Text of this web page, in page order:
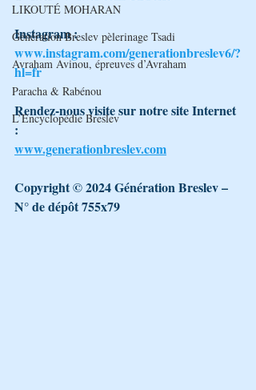
LIKOUTÉ MOHARAN
Génération Breslev pèlerinage Tsadi
Avraham Avinou, épreuves d’Avraham
Paracha & Rabénou
L’Encyclopédie Breslev
Instagram :
www.instagram.com/generationbreslev6/?
hl=fr
Rendez-nous visite sur notre site Internet
:
www.generationbreslev.com
Copyright © 2024 Génération Breslev –
N° de dépôt 755x79